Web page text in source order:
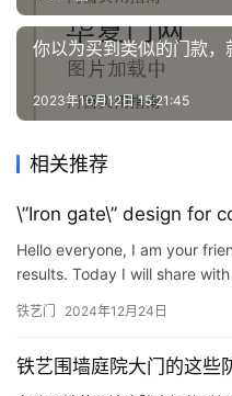
你以为买到类似的门款，
2023年10月12日 15:21:45
相关推荐
\”Iron gate\” design for
Hello everyone, I am your
results. Today I will share
铁艺门 2024年12月24日
铁艺围墙庭院大门的这些